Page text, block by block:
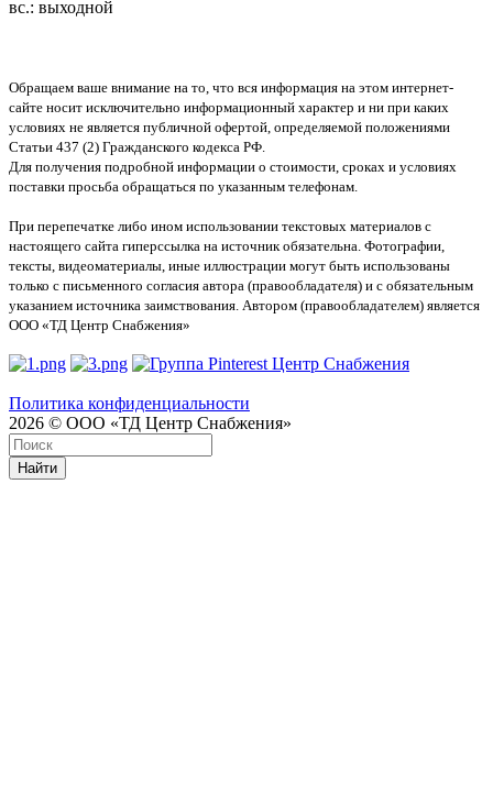
вс.: выходной
Обращаем ваше внимание на то, что вся информация на этом интернет-
сайте носит исключительно информационный характер и ни при каких
условиях не является публичной офертой, определяемой положениями
Статьи 437 (2) Гражданского кодекса РФ.
Для получения подробной информации о стоимости, сроках и условиях
поставки просьба обращаться по указанным телефонам.
При перепечатке либо ином использовании текстовых материалов с
настоящего сайта гиперссылка на источник обязательна. Фотографии,
тексты, видеоматериалы, иные иллюстрации могут быть использованы
только с письменного согласия автора (правообладателя) и с обязательным
указанием источника заимствования. Автором (правообладателем) является
ООО «ТД Центр Снабжения»
Политика конфиденциальности
2026 © ООО «ТД Центр Снабжения»
Найти